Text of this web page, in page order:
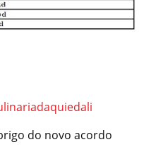
do novo acordo